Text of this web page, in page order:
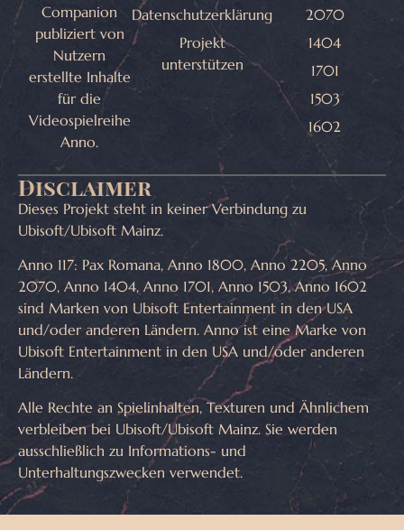
Companion
publiziert von
Nutzern
erstellte Inhalte
für die
Videospielreihe
Anno.
Datenschutzerklärung
Projekt
unterstützen
2070
1404
1701
1503
1602
Disclaimer
Dieses Projekt steht in keiner Verbindung zu
Ubisoft/Ubisoft Mainz.
Anno 117: Pax Romana, Anno 1800, Anno 2205, Anno
2070, Anno 1404, Anno 1701, Anno 1503, Anno 1602
sind Marken von Ubisoft Entertainment in den USA
und/oder anderen Ländern. Anno ist eine Marke von
Ubisoft Entertainment in den USA und/oder anderen
Ländern.
Alle Rechte an Spielinhalten, Texturen und Ähnlichem
verbleiben bei Ubisoft/Ubisoft Mainz. Sie werden
ausschließlich zu Informations- und
Unterhaltungszwecken verwendet.